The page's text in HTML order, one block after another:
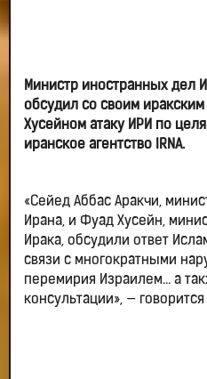
Министр иностранных дел
обсудил со своим
Хусейном атаку ИРИ по
иранское агентство IRNA.
«Сейед Аббас Аракчи,
Ирана, и Фуад Хусейн,
Ирака, обсудили ответ
связи с многократными
перемирия Израилем… а
консультации», —